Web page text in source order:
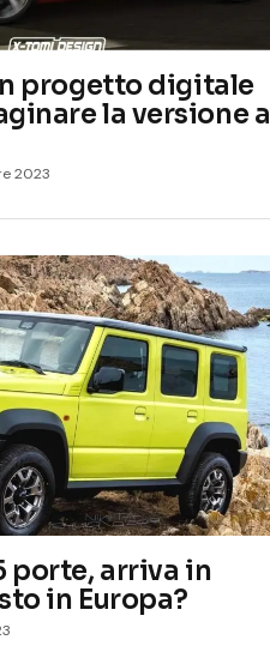
progetto digitale
la versione a
2023
porte, arriva in
in Europa?